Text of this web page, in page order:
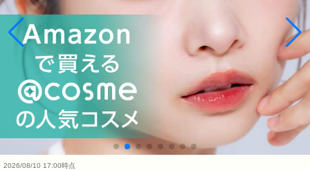
2026/08/10 17:00時点